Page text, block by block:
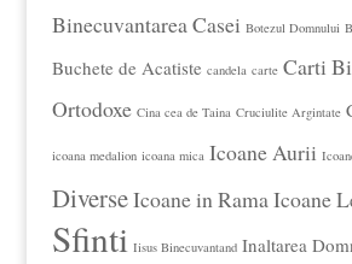
Binecuvantarea Casei Botezul Domnului
Buchete de Acatiste candela carte Carti
Ortodoxe Cina cea de Taina Cruciulite Argintate
icoana medalion icoana mica Icoane Aurii
DiverseIcoane in RamaIcoane
Sfinti Iisus Binecuvantand Inaltarea